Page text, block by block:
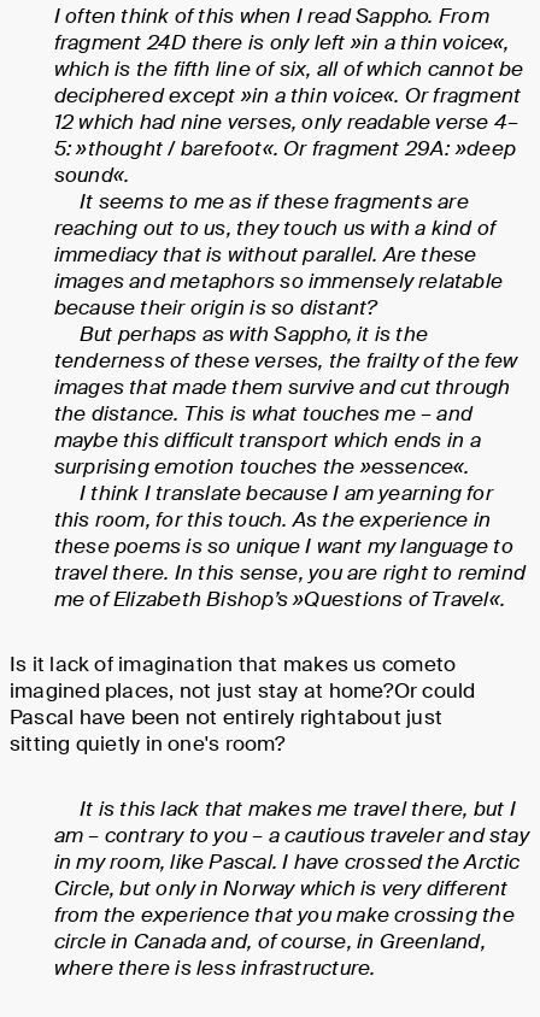
I often think of this when I read Sappho. From
fragment 24D there is only left »in a thin voice«,
which is the fifth line of six, all of which cannot be
deciphered except »in a thin voice«. Or fragment
12 which had nine verses, only readable verse 4–
5: »thought / barefoot«. Or fragment 29A: »deep
sound«.
It seems to me as if these fragments are
reaching out to us, they touch us with a kind of
immediacy that is without parallel. Are these
images and metaphors so immensely relatable
because their origin is so distant?
But perhaps as with Sappho, it is the
tenderness of these verses, the frailty of the few
images that made them survive and cut through
the distance. This is what touches me – and
maybe this difficult transport which ends in a
surprising emotion touches the »essence«.
I think I translate because I am yearning for
this room, for this touch. As the experience in
these poems is so unique I want my language to
travel there. In this sense, you are right to remind
me of Elizabeth Bishop’s »Questions of Travel«.
Is it lack of imagination that makes us cometo
imagined places, not just stay at home?Or could
Pascal have been not entirely rightabout just
sitting quietly in one's room?
It is this lack that makes me travel there, but I
am – contrary to you – a cautious traveler and stay
in my room, like Pascal. I have crossed the Arctic
Circle, but only in Norway which is very different
from the experience that you make crossing the
circle in Canada and, of course, in Greenland,
where there is less infrastructure.